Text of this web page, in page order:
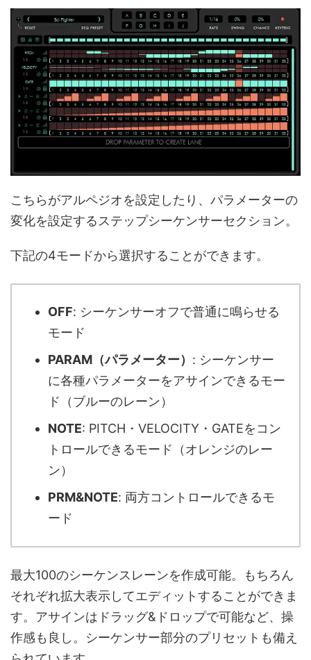
こちらがアルペジオを設定したり、パラメーターの
変化を設定するステップシーケンサーセクション。
下記の4モードから選択することができます。
OFF: シーケンサーオフで普通に鳴らせる
モード
PARAM（パラメーター） : シーケンサー
に各種パラメーターをアサインできるモー
ド（ブルーのレーン）
NOTE: PITCH・VELOCITY・GATEをコン
トロールできるモード（オレンジのレー
ン）
PRM&NOTE: 両方コントロールできるモ
ード
最大100のシーケンスレーンを作成可能。もちろん
それぞれ拡大表示してエディットすることができま
す。アサインはドラッグ&ドロップで可能など、操
作感も良し。シーケンサー部分のプリセットも備え